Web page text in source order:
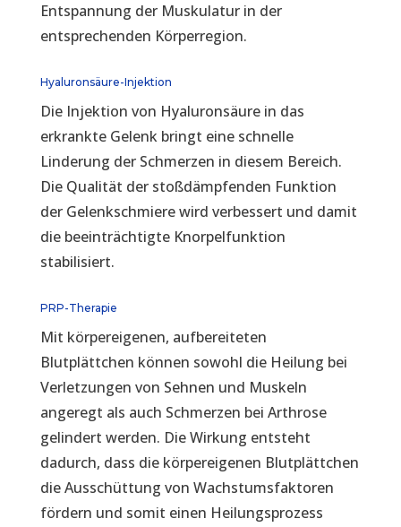
Entspannung der Muskulatur in der
entsprechenden Körperregion.
Hyaluronsäure-Injektion
Die Injektion von Hyaluronsäure in das
erkrankte Gelenk bringt eine schnelle
Linderung der Schmerzen in diesem Bereich.
Die Qualität der stoßdämpfenden Funktion
der Gelenkschmiere wird verbessert und damit
die beeinträchtigte Knorpelfunktion
stabilisiert.
PRP-Therapie
Mit körpereigenen, aufbereiteten
Blutplättchen können sowohl die Heilung bei
Verletzungen von Sehnen und Muskeln
angeregt als auch Schmerzen bei Arthrose
gelindert werden. Die Wirkung entsteht
dadurch, dass die körpereigenen Blutplättchen
die Ausschüttung von Wachstumsfaktoren
fördern und somit einen Heilungsprozess